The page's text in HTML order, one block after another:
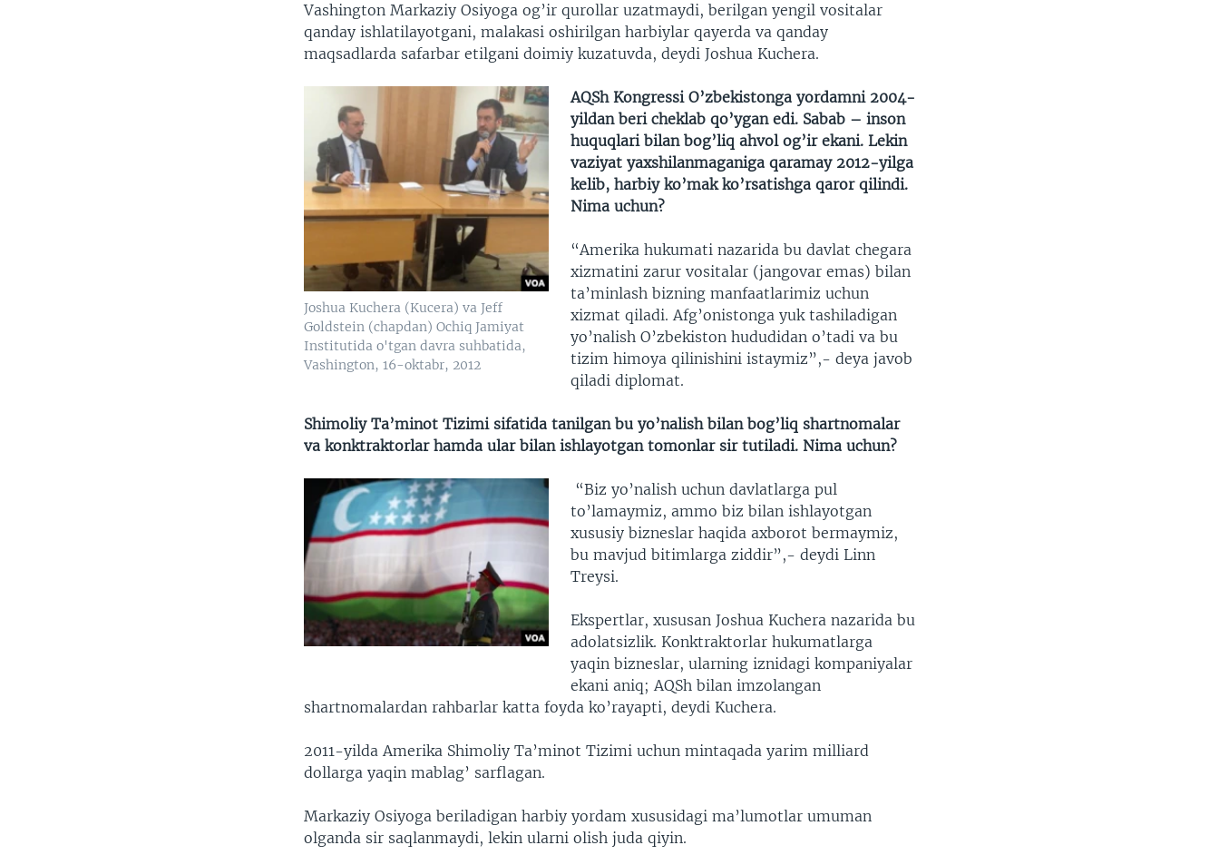
Vashington Markaziy Osiyoga og’ir qurollar uzatmaydi, berilgan yengil vositalar
qanday ishlatilayotgani, malakasi oshirilgan harbiylar qayerda va qanday
maqsadlarda safarbar etilgani doimiy kuzatuvda, deydi Joshua Kuchera.
Joshua Kuchera (Kucera) va Jeff
Goldstein (chapdan) Ochiq Jamiyat
Institutida o'tgan davra suhbatida,
Vashington, 16-oktabr, 2012
AQSh Kongressi O’zbekistonga yordamni 2004-
yildan beri cheklab qo’ygan edi. Sabab – inson
huquqlari bilan bog’liq ahvol og’ir ekani. Lekin
vaziyat yaxshilanmaganiga qaramay 2012-yilga
kelib, harbiy ko’mak ko’rsatishga qaror qilindi.
Nima uchun?
“Amerika hukumati nazarida bu davlat chegara
xizmatini zarur vositalar (jangovar emas) bilan
ta’minlash bizning manfaatlarimiz uchun
xizmat qiladi. Afg’onistonga yuk tashiladigan
yo’nalish O’zbekiston hududidan o’tadi va bu
tizim himoya qilinishini istaymiz”,- deya javob
qiladi diplomat.
Shimoliy Ta’minot Tizimi sifatida tanilgan bu yo’nalish bilan bog’liq shartnomalar
va konktraktorlar hamda ular bilan ishlayotgan tomonlar sir tutiladi. Nima uchun?
“Biz yo’nalish uchun davlatlarga pul
to’lamaymiz, ammo biz bilan ishlayotgan
xususiy bizneslar haqida axborot bermaymiz,
bu mavjud bitimlarga ziddir”,- deydi Linn
Treysi.
Ekspertlar, xususan Joshua Kuchera nazarida bu
adolatsizlik. Konktraktorlar hukumatlarga
yaqin bizneslar, ularning iznidagi kompaniyalar
ekani aniq; AQSh bilan imzolangan
shartnomalardan rahbarlar katta foyda ko’rayapti, deydi Kuchera.
2011-yilda Amerika Shimoliy Ta’minot Tizimi uchun mintaqada yarim milliard
dollarga yaqin mablag’ sarflagan.
Markaziy Osiyoga beriladigan harbiy yordam xususidagi ma’lumotlar umuman
olganda sir saqlanmaydi, lekin ularni olish juda qiyin.